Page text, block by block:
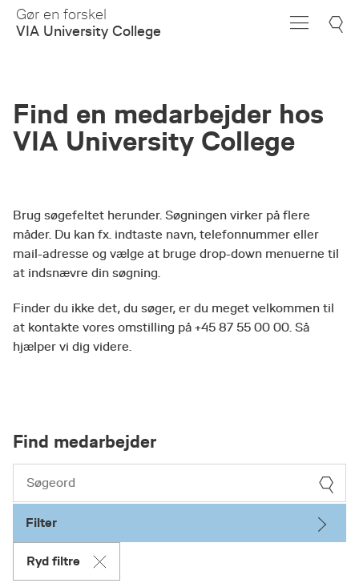
Skip
Main
Gør en forskel
VIA University College
Find en medarbejder hos
VIA University College
Brug søgefeltet herunder. Søgningen virker på flere
måder. Du kan fx. indtaste navn, telefonnummer eller
mail-adresse og vælge at bruge drop-down menuerne til
at indsnævre din søgning.
Finder du ikke det, du søger, er du meget velkommen til
at kontakte vores omstilling på +45 87 55 00 00. Så
hjælper vi dig videre.
Find medarbejder
Filter
Ryd filtre